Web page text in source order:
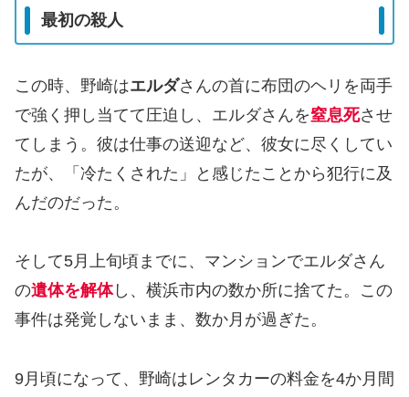
最初の殺人
この時、野崎はエルダさんの首に布団のヘリを両手
で強く押し当てて圧迫し、エルダさんを窒息死させ
てしまう。彼は仕事の送迎など、彼女に尽くしてい
たが、「冷たくされた」と感じたことから犯行に及
んだのだった。
そして5月上旬頃までに、マンションでエルダさん
の遺体を解体し、横浜市内の数か所に捨てた。この
事件は発覚しないまま、数か月が過ぎた。
9月頃になって、野崎はレンタカーの料金を4か月間